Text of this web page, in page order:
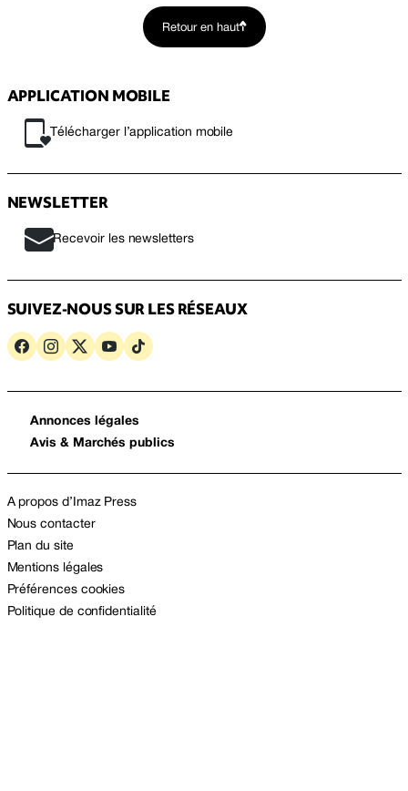
Retour en haut
APPLICATION MOBILE
Télécharger l’application mobile
NEWSLETTER
Recevoir les newsletters
SUIVEZ-NOUS SUR LES RÉSEAUX
Annonces légales
Avis & Marchés publics
A propos d’Imaz Press
Nous contacter
Plan du site
Mentions légales
Préférences cookies
Politique de confidentialité